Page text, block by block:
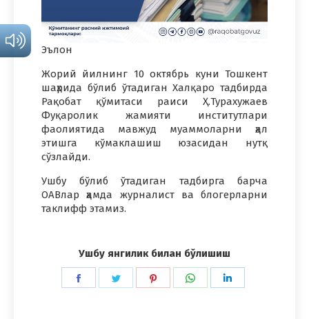
Эълон
Жорий йилнинг 10 октябрь куни Тошкент
шаҳрида бўлиб ўтадиган Халқаро тадбирда
Рақобат қўмитаси раиси Ҳ.Турахужаев
Фуқаролик жамияти институтлари
фаолиятида мавжуд муаммоларни ҳал
этишга кўмаклашиш юзасидан нутқ
сўзлайди.
Ушбу бўлиб ўтадиган тадбирга барча
ОАВлар ҳамда журналист ва блогерларни
таклифф этамиз.
Ушбу янгилик билан бўлишиш
Share
Share
Share
Share